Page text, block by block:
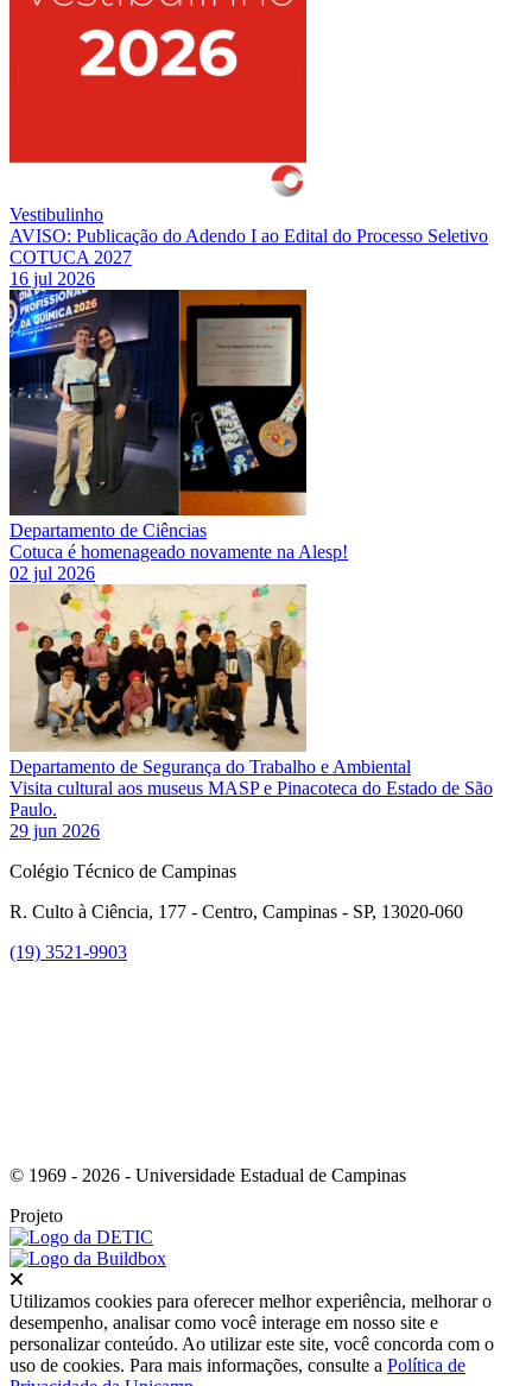
Vestibulinho
AVISO: Publicação do Adendo I ao Edital do Processo Seletivo
COTUCA 2027
16 jul 2026
Departamento de Ciências
Cotuca é homenageado novamente na Alesp!
02 jul 2026
Departamento de Segurança do Trabalho e Ambiental
Visita cultural aos museus MASP e Pinacoteca do Estado de São
Paulo.
29 jun 2026
Colégio Técnico de Campinas
R. Culto à Ciência, 177 - Centro, Campinas - SP, 13020-060
(19) 3521-9903
© 1969 - 2026 - Universidade Estadual de Campinas
Projeto
Utilizamos cookies para oferecer melhor experiência, melhorar o
desempenho, analisar como você interage em nosso site e
personalizar conteúdo. Ao utilizar este site, você concorda com o
uso de cookies. Para mais informações, consulte a Política de